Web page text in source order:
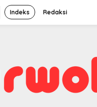
Indeks Redaksi